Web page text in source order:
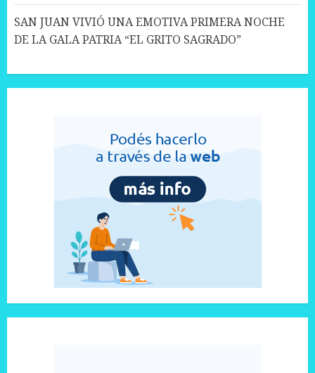
SAN JUAN VIVIÓ UNA EMOTIVA PRIMERA NOCHE
DE LA GALA PATRIA “EL GRITO SAGRADO”